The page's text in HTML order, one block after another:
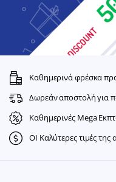
Καθημερινά φρέσκα
Δωρεάν αποστολή για
Καθημερινές Mega
ΟΙ Καλύτερες τιμές της